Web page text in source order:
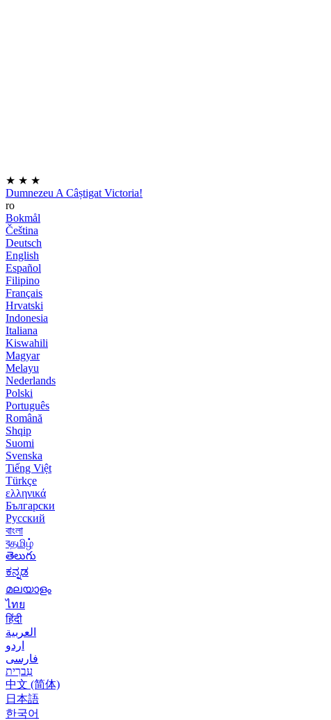
★ ★ ★
Dumnezeu A Câștigat Victoria!
ro
Bokmål
Čeština
Deutsch
English
Español
Filipino
Français
Hrvatski
Indonesia
Italiana
Kiswahili
Magyar
Melayu
Nederlands
Polski
Português
Română
Shqip
Suomi
Svenska
Tiếng Việt
Türkçe
ελληνικά
Български
Русский
বাংলা
বதமிழ்
తెలుగు
ಕನ್ನಡ
മലയാളം
ไทย
हिंदी
العربية
اردو
فارسی
עִברִית
中文 (简体)
日本語
한국어